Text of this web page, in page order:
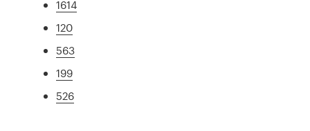
1614
120
563
199
526